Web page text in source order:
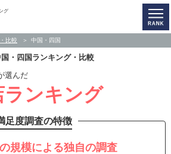
グ
比較 中国・四国
国・四国ランキング・比較
選んだ
ランキング
足度調査の特徴
規模による独自の調査